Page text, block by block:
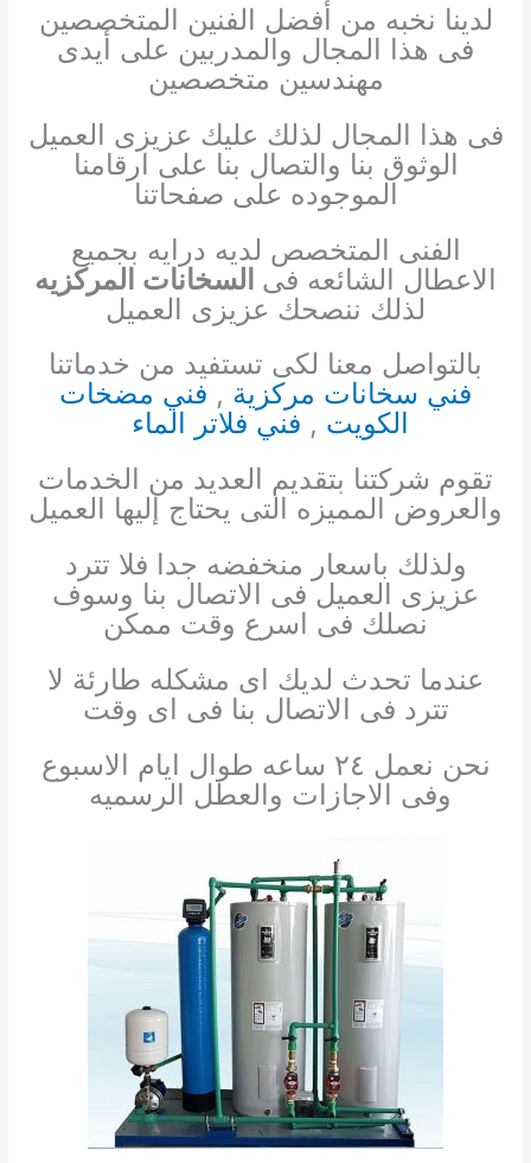
لدينا نخبه من أفضل الفنين المتخصصين
فى هذا المجال والمدربين على أيدى
مهندسين متخصصين
فى هذا المجال لذلك عليك عزيزى العميل
الوثوق بنا والتصال بنا على ارقامنا
الموجوده على صفحاتنا
الفنى المتخصص لديه درايه بجميع
الاعطال الشائعه فى السخانات المركزيه
لذلك ننصحك عزيزى العميل
بالتواصل معنا لكى تستفيد من خدماتنا
فني سخانات مركزية , فني مضخات
الكويت , فني فلاتر الماء
تقوم شركتنا بتقديم العديد من الخدمات
والعروض المميزه التى يحتاج إليها العميل
ولذلك باسعار منخفضه جدا فلا تترد
عزيزى العميل فى الاتصال بنا وسوف
نصلك فى اسرع وقت ممكن
عندما تحدث لديك اى مشكله طارئة لا
تترد فى الاتصال بنا فى اى وقت
نحن نعمل ٢٤ ساعه طوال ايام الاسبوع
وفى الاجازات والعطل الرسميه